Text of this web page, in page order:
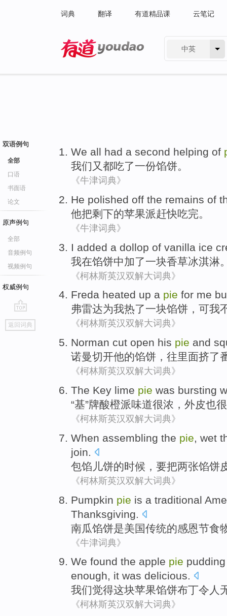
词典 翻译 有道精品课 云笔记
中英
双语例句
全部
口语
书面语
论文
原声例句
全部
音频例句
视频例句
权威例句
go
top
返回词典
We all had a second helping of
我们 又 都吃了一份馅饼。
《牛津词典》
He polished off the remains of
他把剩下的苹果派赶快吃完。
《牛津词典》
I added a dollop of vanilla ice
我在馅饼中加了一块香草冰淇淋
《柯林斯英汉双解大词典》
Freda heated up a pie for me
弗雷达为我热了一块馅饼 ， 可我
《柯林斯英汉双解大词典》
Norman cut open his pie and
诺曼切开他的馅饼 ， 往里面挤了
《柯林斯英汉双解大词典》
The Key lime pie was bursting
“基”牌酸橙派味道很浓， 外皮也
《柯林斯英汉双解大词典》
When assembling the pie, wet
join.
包馅儿饼的时候 ，要把两张馅饼
《柯林斯英汉双解大词典》
Pumpkin pie is a traditional
Thanksgiving
南瓜馅饼是美国传统的感恩节食
《牛津词典》
We found the apple pie
enough, it was delicious.
我们觉得这块苹果馅饼布丁令人
《柯林斯英汉双解大词典》